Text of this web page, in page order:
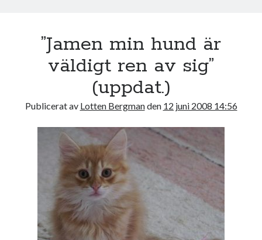
”Jamen min hund är
väldigt ren av sig”
(uppdat.)
Publicerat av Lotten Bergmanden 12 juni 2008 14:56